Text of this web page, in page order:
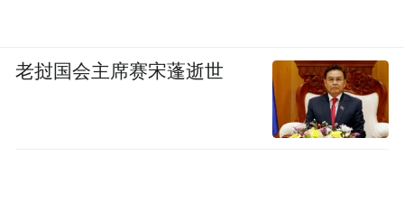
老挝国会主席赛宋蓬逝世